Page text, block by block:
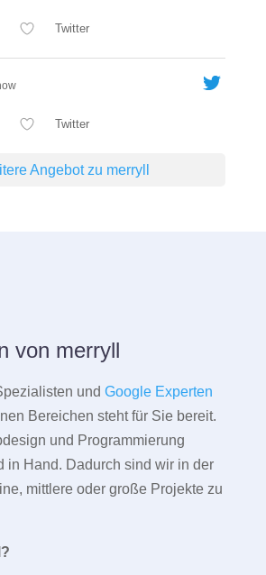
Twitter
Twitter
Angebot zu merryll
von merryll
und Google Experten
Bereichen steht für Sie bereit.
und Programmierung
in Hand. Dadurch sind wir in der
mittlere oder große Projekte zu